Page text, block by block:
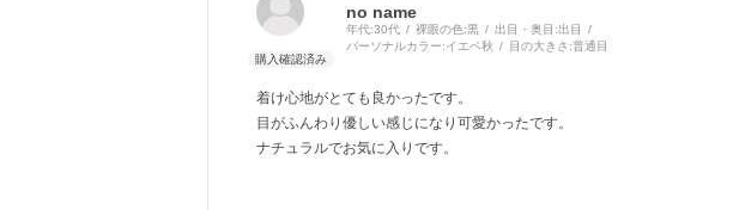
no name
年代:30代 裸眼の色:黒 出目・奥目:出目
パーソナルカラー:イエベ秋 目の大きさ:普通目
着け心地がとても良かったです。
目がふんわり優しい感じになり可愛かったです。
ナチュラルでお気に入りです。